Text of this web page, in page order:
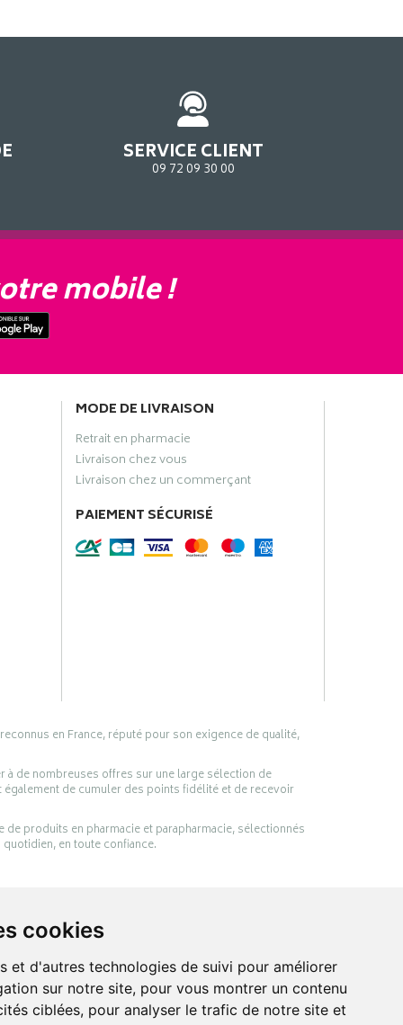
cookies
et d'autres technologies de suivi pour améliorer
sur notre site, pour vous montrer un contenu
ciblées, pour analyser le trafic de notre site et
SERVICE CLIENT
09 72 09 30 00
mobile !
MODE DE LIVRAISON
Retrait en pharmacie
Livraison chez vous
Livraison chez un commerçant
PAIEMENT SÉCURISÉ
en France, réputé pour son exigence de qualité,
à de nombreuses offres sur une large sélection de
de cumuler des points fidélité et de recevoir
produits en pharmacie et parapharmacie, sélectionnés
en toute confiance.